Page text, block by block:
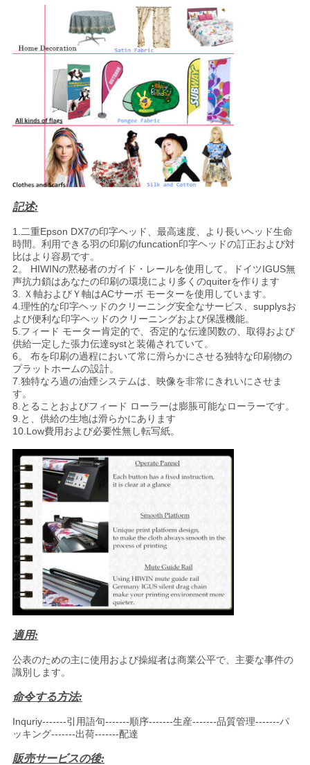
記述:
1.二重Epson DX7の印字ヘッド、最高速度、より長いヘッド生命
時間。利用できる羽の印刷のfuncation印字ヘッドの訂正および対
比はより容易です。
2。 HIWINの黙秘者のガイド・レールを使用して。ドイツIGUS無
声抗力鎖はあなたの印刷の環境により多くのquiterを作ります
3. Ｘ軸およびＹ軸はACサーボ モーターを使用しています。
4.理性的な印字ヘッドのクリーニング安全なサービス、supplysお
よび便利な印字ヘッドのクリーニングおよび保護機能。
5.フィード モーター肯定的で、否定的な伝達関数の、取得および
供給一定した張力伝達systと装備されていて。
6。 布を印刷の過程において常に滑らかにさせる独特な印刷物の
プラットホームの設計。
7.独特なろ過の油煙システムは、映像を非常にきれいにさせま
す。
8.とることおよびフィード ローラーは膨脹可能なローラーです。
9.と、供給の生地は滑らかにあります
10.Low費用および必要性無し転写紙。
適用:
公表のための主に使用および操縦者は商業公平で、主要な事件の
識別します。
命令する方法:
Inquriy-------引用語句-------順序-------生産-------品質管理-------パ
ッキング-------出荷-------配達
販売サービスの後: